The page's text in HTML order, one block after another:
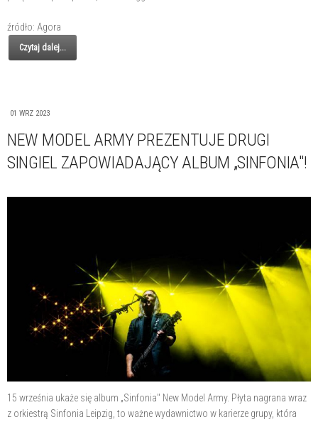
źródło: Agora
Czytaj dalej...
01 WRZ 2023
NEW MODEL ARMY PREZENTUJE DRUGI
SINGIEL ZAPOWIADAJĄCY ALBUM „SINFONIA"!
15 września ukaże się album „Sinfonia" New Model Army. Płyta nagrana wraz
z orkiestrą Sinfonia Leipzig, to ważne wydawnictwo w karierze grupy, która